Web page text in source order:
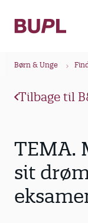
Børn & Unge
Tilbage til
TEMA.
sit